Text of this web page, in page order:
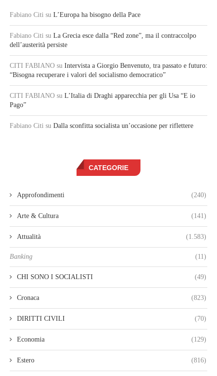
Fabiano Citi su L’Europa ha bisogno della Pace
Fabiano Citi su La Grecia esce dalla “Red zone”, ma il contraccolpo
dell’austerità persiste
CITI FABIANO su Intervista a Giorgio Benvenuto, tra passato e futuro:
“Bisogna recuperare i valori del socialismo democratico”
CITI FABIANO su L’Italia di Draghi apparecchia per gli Usa “E io
Pago”
Fabiano Citi su Dalla sconfitta socialista un’occasione per riflettere
CATEGORIE
Approfondimenti (240)
Arte & Cultura (141)
Attualità (1.583)
Banking (11)
CHI SONO I SOCIALISTI (49)
Cronaca (823)
DIRITTI CIVILI (70)
Economia (129)
Estero (816)